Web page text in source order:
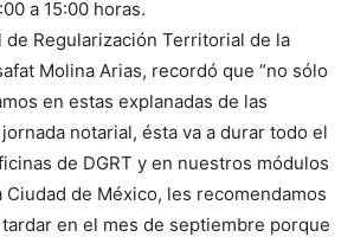
a 15:00 horas.
Regularización Territorial de la
Molina Arias, recordó que “no sólo
en estas explanadas de las
notarial, ésta va a durar todo el
de DGRT y en nuestros módulos
de México, les recomendamos
en el mes de septiembre porque